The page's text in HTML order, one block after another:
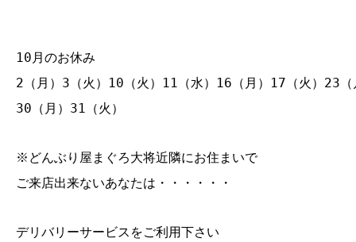
10月のお休み
2（月）3（火）10（火）11（水）16（月）17（火）23
30（月）31（火）
※どんぶり屋まぐろ大将近隣にお住まいで
ご来店出来ないあなたは・・・・・・
デリバリーサービスをご利用下さい